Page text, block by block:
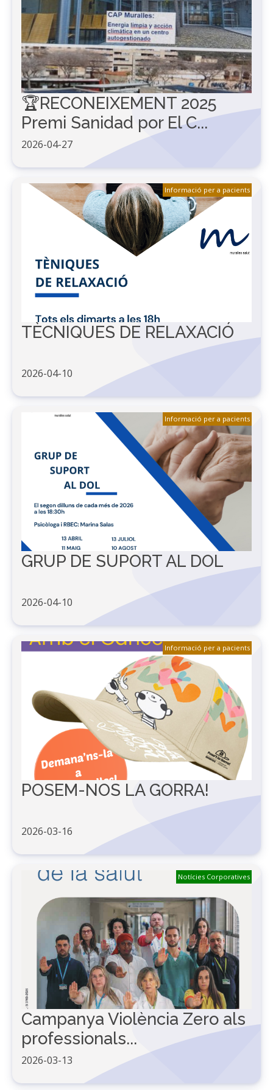
🏆RECONEIXEMENT 2025
Premi Sanidad por El C...
2026-04-27
TÈCNIQUES DE RELAXACIÓ
2026-04-10
Informació per a pacients
GRUP DE SUPORT AL DOL
2026-04-10
Informació per a pacients
POSEM-NOS LA GORRA!
2026-03-16
Informació per a pacients
Campanya Violència Zero als
professionals...
2026-03-13
Notícies Corporatives